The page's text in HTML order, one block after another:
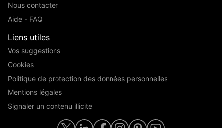
Nous contacter
Aide - FAQ
Liens utiles
Vos suggestions
Cookies
Politique de protection des données personnelles
Mentions légales
Signaler un contenu illicite